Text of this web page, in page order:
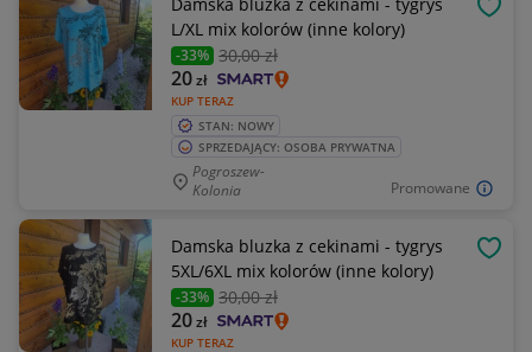
Promowane
L/XL mix kolorów (inne kolory)
-33% 30,00 zł
KUP TERAZ
20zł
STAN: NOWY
SPRZEDAJĄCY: OSOBA PRYWATNA
Pogroszew-
Kolonia
Damska bluzka z cekinami - tygrys
5XL/6XL mix kolorów (inne kolory)
-33% 30,00 zł
KUP TERAZ
20zł